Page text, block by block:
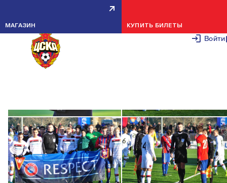
Войти
МАГАЗИН КУПИТЬ БИЛЕТЫ
ПФК ЦСКА (U-19) — БАЙЕР (U-19) — 2:1
23 НОЯБРЯ